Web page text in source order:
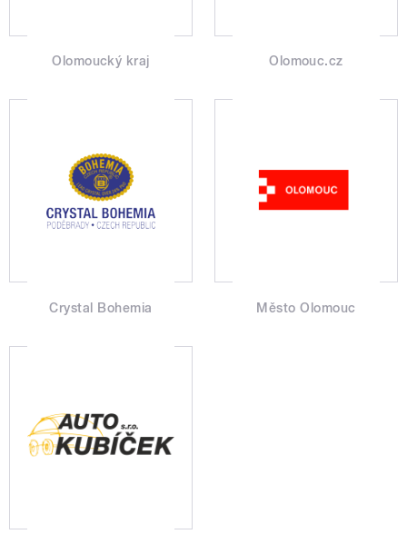
Olomoucký kraj Olomouc.cz
Crystal Bohemia Město Olomouc